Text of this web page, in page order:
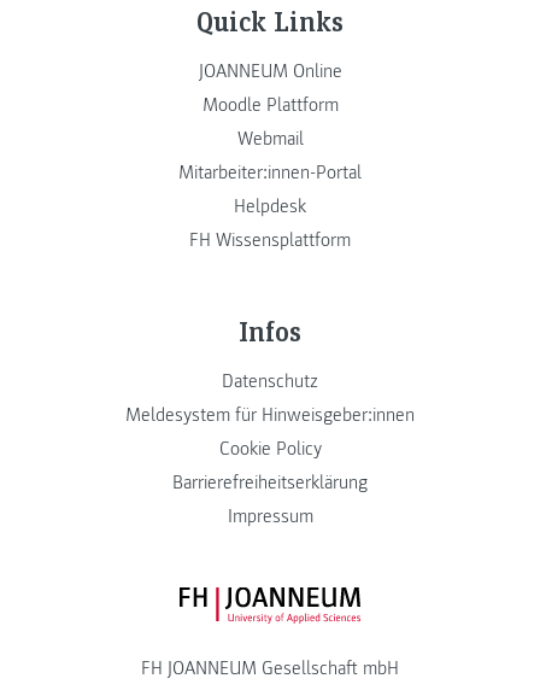
Quick Links
JOANNEUM Online
Moodle Plattform
Webmail
Mitarbeiter:innen-Portal
Helpdesk
FH Wissensplattform
Infos
Datenschutz
Meldesystem für Hinweisgeber:innen
Cookie Policy
Barrierefreiheitserklärung
Impressum
FH JOANNEUM Logo
FH JOANNEUM Gesellschaft mbH